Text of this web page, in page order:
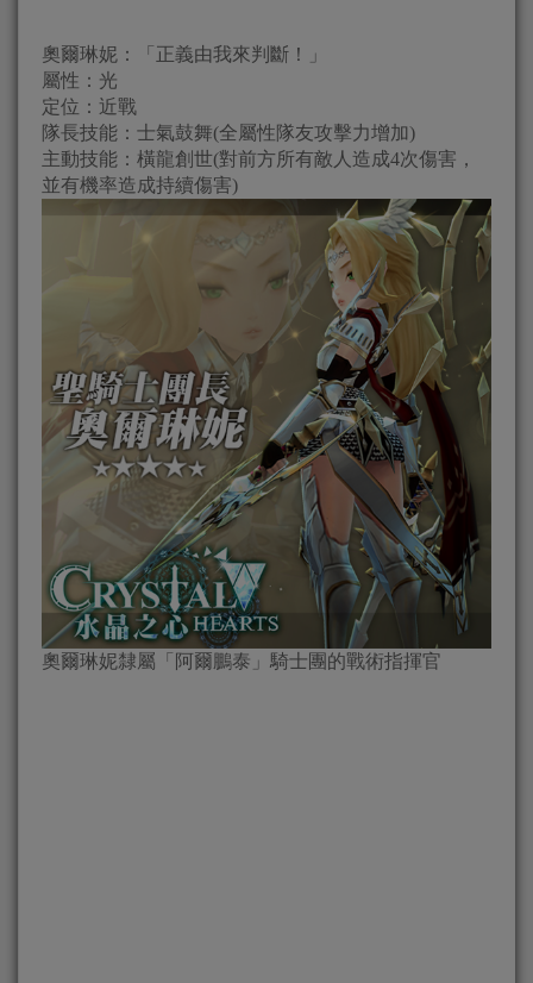
奧爾琳妮：「正義由我來判斷！」
屬性：光
定位：近戰
隊長技能：士氣鼓舞(全屬性隊友攻擊力增加)
主動技能：橫龍創世(對前方所有敵人造成4次傷害，
並有機率造成持續傷害)
奧爾琳妮隸屬「阿爾鵬泰」騎士團的戰術指揮官